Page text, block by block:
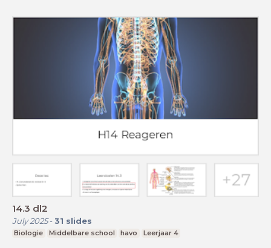
14.3 dl2
July 2025- 31 slides
Biologie Middelbare school havo Leerjaar 4